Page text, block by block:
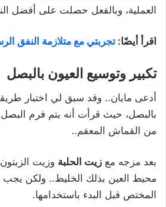
العملية، وبالفعل حصلت على أفضل
اقرأ أيضًا: تجربتي مع متلازمة النفق
تكبير وتوسيع العيون بالبصل
أدعى مايان.. وقد سبق لي اختبار
بالبصل، حيث قرأت أنه يتم فرم
من القماش المعقم..
بعد مزجه مع زيت الحلبة وزيت
محيط العين بذلك الخليط.. ولكن يجب
المختص قبل البدء باستخدامها.